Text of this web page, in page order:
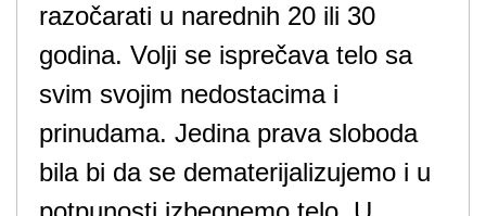
razočarati u narednih 20 ili 30
godina. Volji se isprečava telo sa
svim svojim nedostacima i
prinudama. Jedina prava sloboda
bila bi da se dematerijalizujemo i u